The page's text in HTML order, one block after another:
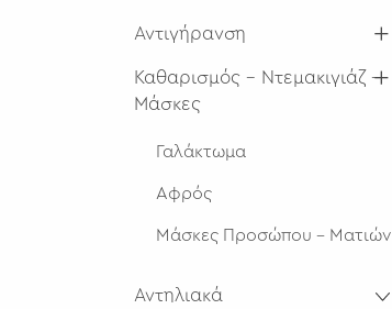
Αντιγήρανση
Καθαρισμός - Ντεμακιγιάζ -
Μάσκες
Γαλάκτωμα
Αφρός
Μάσκες Προσώπου - Ματιών
Αντηλιακά